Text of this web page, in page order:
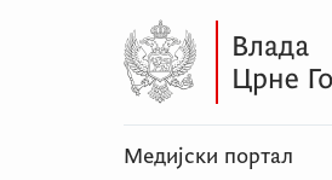
Медијски портал